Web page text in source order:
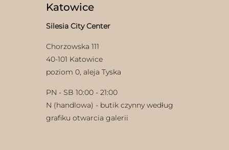
Katowice
Silesia City Center
Chorzowska 111
40-101 Katowice
poziom 0, aleja Tyska
PN - SB 10:00 - 21:00
N (handlowa) - butik czynny według
grafiku otwarcia galerii